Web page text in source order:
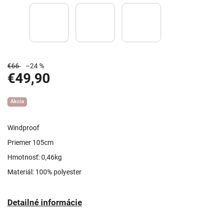
€66 –24 %
€49,90
Windproof
Priemer 105cm
Hmotnosť: 0,46kg
Materiál: 100% polyester
Detailné informácie
Akcia